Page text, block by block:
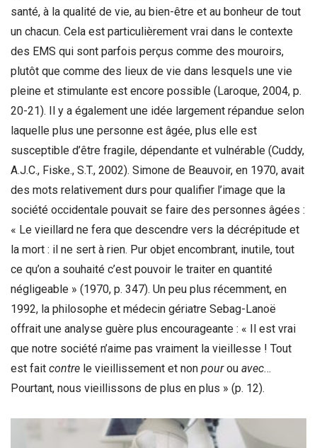
santé, à la qualité de vie, au bien-être et au bonheur de tout
un chacun. Cela est particulièrement vrai dans le contexte
des EMS qui sont parfois perçus comme des mouroirs,
plutôt que comme des lieux de vie dans lesquels une vie
pleine et stimulante est encore possible (Laroque, 2004, p.
20-21). Il y a également une idée largement répandue selon
laquelle plus une personne est âgée, plus elle est
susceptible d’être fragile, dépendante et vulnérable (Cuddy,
A.J.C., Fiske., S.T., 2002). Simone de Beauvoir, en 1970, avait
des mots relativement durs pour qualifier l’image que la
société occidentale pouvait se faire des personnes âgées :
« Le vieillard ne fera que descendre vers la décrépitude et
la mort : il ne sert à rien. Pur objet encombrant, inutile, tout
ce qu’on a souhaité c’est pouvoir le traiter en quantité
négligeable » (1970, p. 347). Un peu plus récemment, en
1992, la philosophe et médecin gériatre Sebag-Lanoë
offrait une analyse guère plus encourageante : « Il est vrai
que notre société n’aime pas vraiment la vieillesse ! Tout
est fait contre le vieillissement et non pourou avec…
Pourtant, nous vieillissons de plus en plus » (p. 12).